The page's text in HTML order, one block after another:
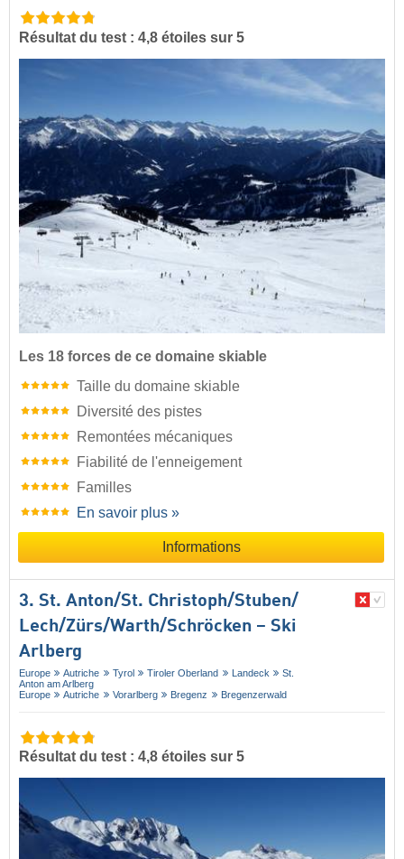
Résultat du test : 4,8 étoiles sur 5
Les 18 forces de ce domaine skiable
Taille du domaine skiable
Diversité des pistes
Remontées mécaniques
Fiabilité de l'enneigement
Familles
En savoir plus »
Informations
3. St. Anton/​St. Christoph/​Stuben/​
Lech/​Zürs/​Warth/​Schröcken – Ski
Arlberg
Europe Autriche Tyrol Tiroler Oberland Landeck
St.
Anton am Arlberg
Europe
Autriche Vorarlberg Bregenz Bregenzerwald
Résultat du test : 4,8 étoiles sur 5